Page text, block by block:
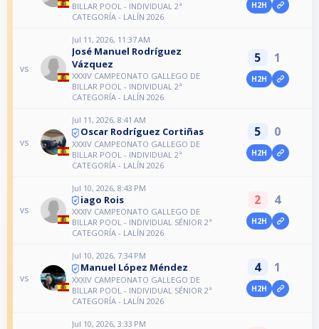
BILLAR POOL - INDIVIDUAL 2ª
CATEGORÍA - LALÍN 2026
H2H
vs
Jul 11, 2026, 11:37 AM
José Manuel Rodríguez
Vázquez
XXXIV CAMPEONATO GALLEGO DE
BILLAR POOL - INDIVIDUAL 2ª
CATEGORÍA - LALÍN 2026
5 1
H2H
vs
Jul 11, 2026, 8:41 AM
Oscar Rodríguez Cortiñas
XXXIV CAMPEONATO GALLEGO DE
BILLAR POOL - INDIVIDUAL 2ª
CATEGORÍA - LALÍN 2026
5 0
H2H
vs
Jul 10, 2026, 8:43 PM
iago Rois
XXXIV CAMPEONATO GALLEGO DE
BILLAR POOL - INDIVIDUAL SÉNIOR 2ª
CATEGORÍA - LALÍN 2026
2 4
H2H
vs
Jul 10, 2026, 7:34 PM
Manuel López Méndez
XXXIV CAMPEONATO GALLEGO DE
BILLAR POOL - INDIVIDUAL SÉNIOR 2ª
CATEGORÍA - LALÍN 2026
4 1
H2H
Jul 10, 2026, 3:33 PM